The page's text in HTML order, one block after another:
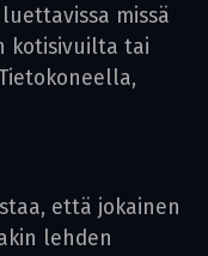
missä
kotisivuilta tai
että jokainen
lehden